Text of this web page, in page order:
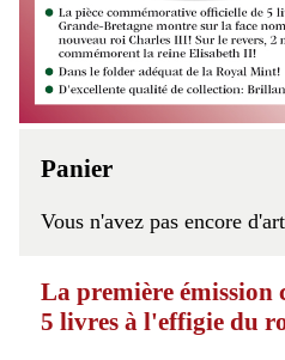
Panier
Vous n'avez pas encore
La première émission
5 livres à l'effigie du